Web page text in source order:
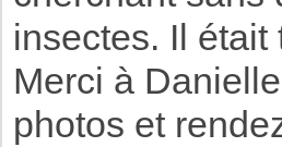
insectes. Il était
Merci à
photos et